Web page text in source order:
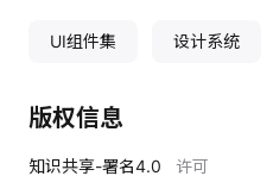
UI组件集 设计系统
版权信息
知识共享-署名4.0 许可